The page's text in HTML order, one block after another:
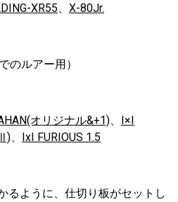
XR55 X-80Jr.
のルアー用）
オリジナル&+1)
I×I
IxI FURIOUS 1.5
るように、仕切り板がセットし